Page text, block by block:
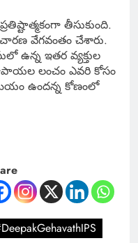
తీసుకుంది.
వేగవంతం చేశారు.
ఉన్న ఇతర వ్యక్తుల
లంచం ఎవరి కోసం
ఉందన్న కోణంలో